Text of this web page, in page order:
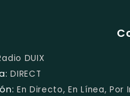
DUIX
DIRECT
En Directo, En Línea, Por